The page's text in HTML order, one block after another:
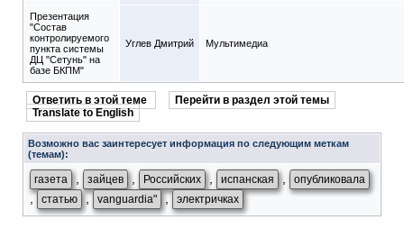
Презентация
"Состав
контролируемого
пункта системы
ДЦ "Сетунь" на
базе БКПМ"
Углев Дмитрий Мультимедиа
Ответить в этой теме
Перейти в раздел этой темы
Translate to English
Возможно вас заинтересует информация по следующим меткам
(темам):
газета зайцев Российских испанская опубликовала
, статью , vanguardia" , электричках